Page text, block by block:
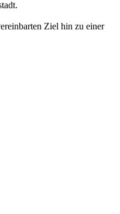
Ziel hin zu einer